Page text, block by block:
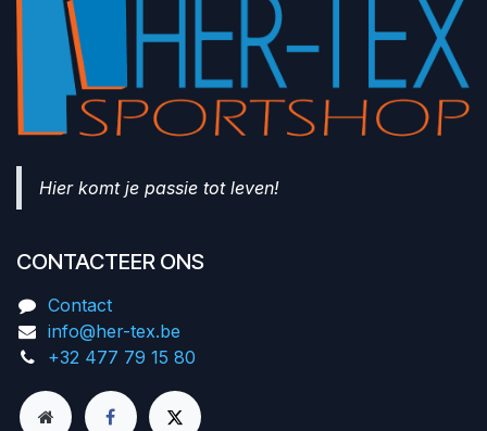
Hier komt je passie tot leven!
CONTACTEER ONS
Contact
info@her-tex.be
+32 477 79 15 80